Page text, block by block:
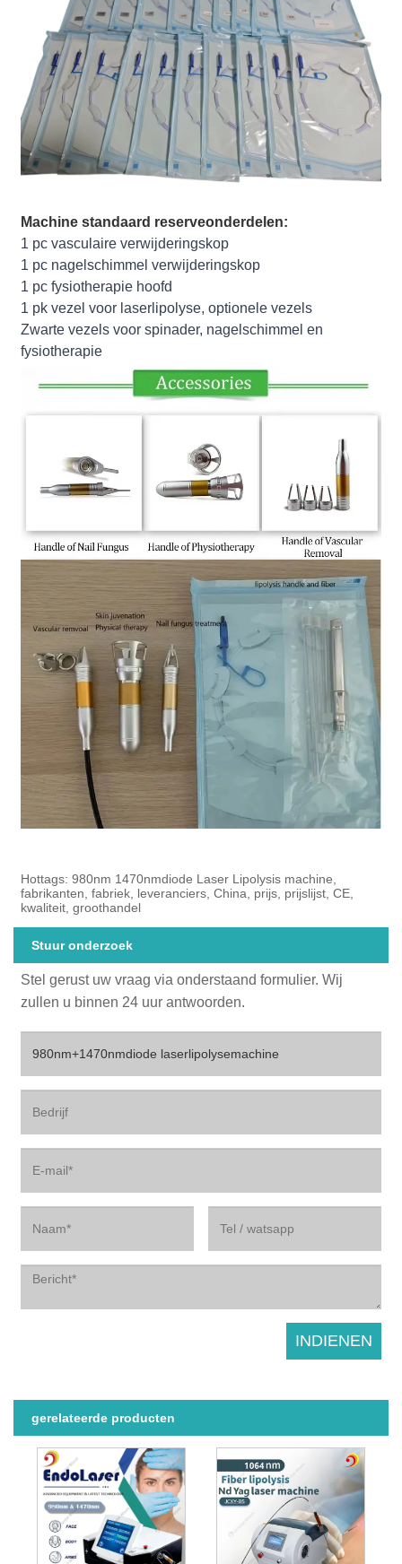
Machine standaard reserveonderdelen:
1 pc vasculaire verwijderingskop
1 pc nagelschimmel verwijderingskop
1 pc fysiotherapie hoofd
1 pk vezel voor laserlipolyse, optionele vezels
Zwarte vezels voor spinader, nagelschimmel en
fysiotherapie
Hottags: 980nm 1470nmdiode Laser Lipolysis machine,
fabrikanten, fabriek, leveranciers, China, prijs, prijslijst, CE,
kwaliteit, groothandel
Stuur onderzoek
Stel gerust uw vraag via onderstaand formulier. Wij
zullen u binnen 24 uur antwoorden.
gerelateerde producten